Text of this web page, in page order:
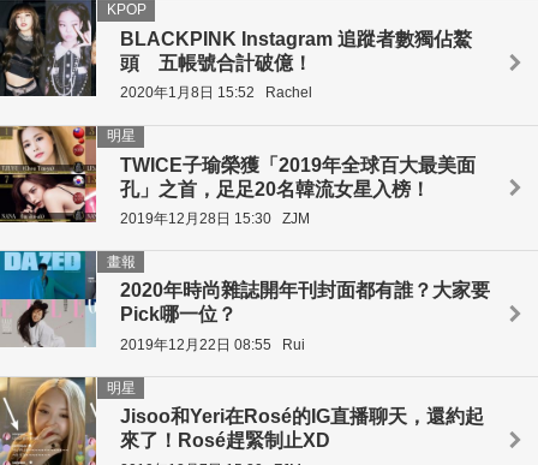
BLACKPINK Instagram 追蹤者數獨佔鰲
頭 五帳號合計破億！
KPOP
2020年1月8日 15:52 Rachel
TWICE子瑜榮獲「2019年全球百大最美面
孔」之首，足足20名韓流女星入榜！
明星
2019年12月28日 15:30 ZJM
2020年時尚雜誌開年刊封面都有誰？大家要
Pick哪一位？
畫報
2019年12月22日 08:55 Rui
Jisoo和Yeri在Rosé的IG直播聊天，還約起
來了！Rosé趕緊制止XD
明星